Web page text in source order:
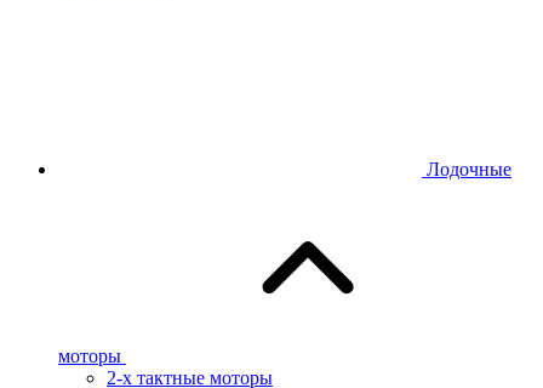
Лодочные
моторы
2-х тактные моторы